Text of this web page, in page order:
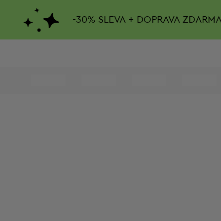
-30% SLEVA + DOPRAVA ZDARMA